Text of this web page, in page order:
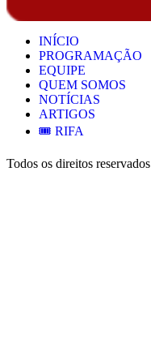
INÍCIO
PROGRAMAÇÃO
EQUIPE
QUEM SOMOS
NOTÍCIAS
ARTIGOS
🎟️ RIFA
Todos os direitos reservados